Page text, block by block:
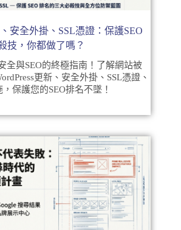
、安全外掛、SSL憑證：保護SEO
技，你都做了嗎？
全與SEO的終極指南！了解網站被
更新、安全外掛、SSL憑證、
保護您的SEO排名不墜！